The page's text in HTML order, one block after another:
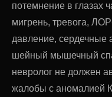
потемнение в глазах
мигрень, тревога,
давление, сердечные
шейный мышечный
невролог не должен
жалобы с аномалией